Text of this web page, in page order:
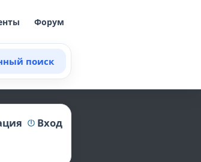
Форум
поиск
Вход